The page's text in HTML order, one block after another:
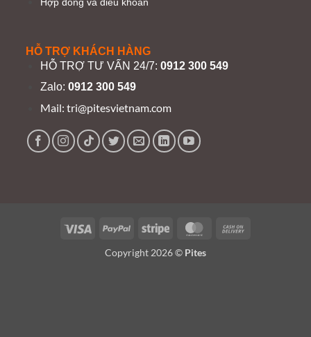
Hợp đồng và điều khoản
HỖ TRỢ KHÁCH HÀNG
HỖ TRỢ TƯ VẤN 24/7:0912 300 549
Zalo:0912 300 549
Mail:tri@pitesvietnam.com
Visa PayPal Stripe MasterCard
Copyright 2026 © Pites